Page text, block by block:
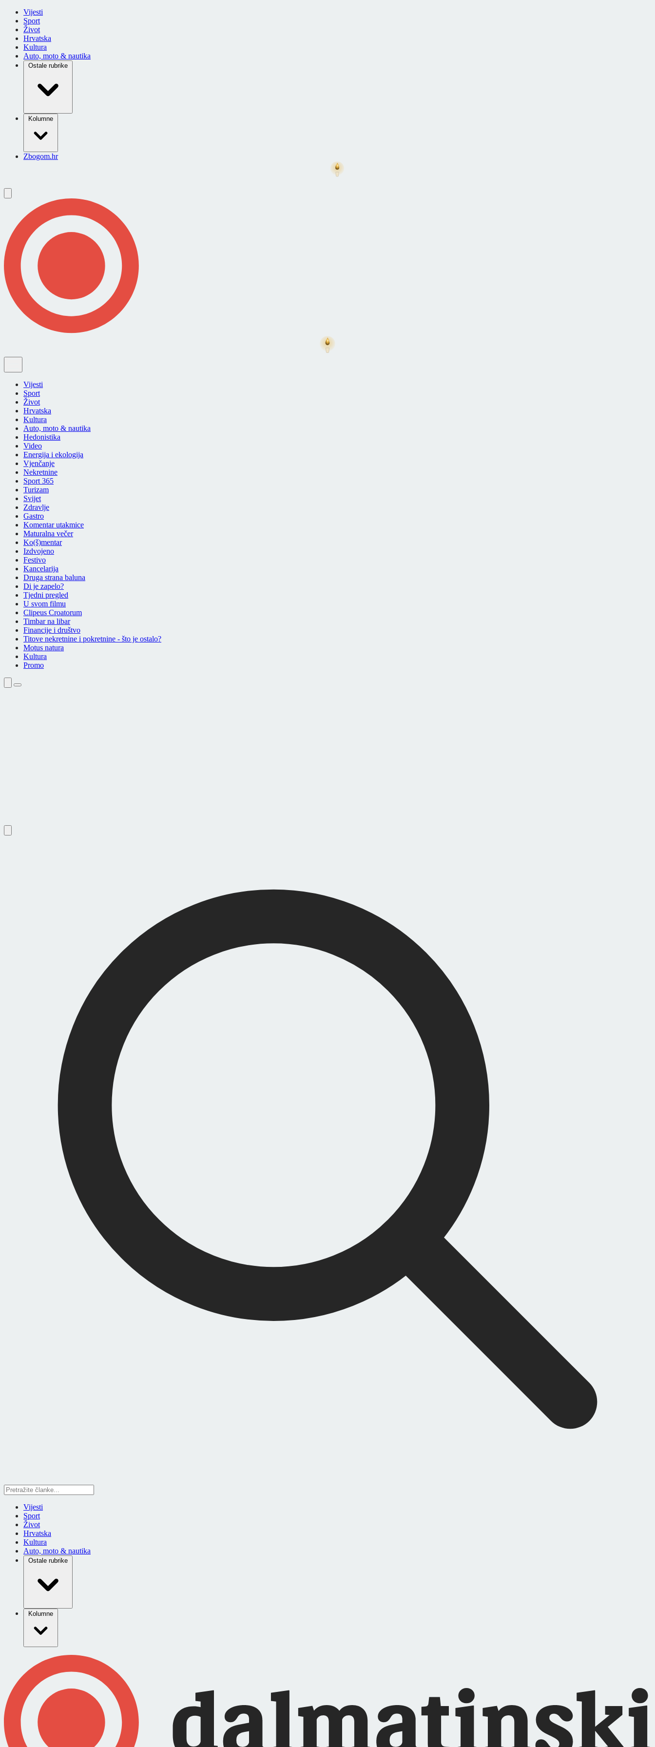
Vijesti
Sport
Život
Hrvatska
Kultura
Auto, moto & nautika
Ostale rubrike
Kolumne
Zbogom.hr
Vijesti
Sport
Život
Hrvatska
Kultura
Auto, moto & nautika
Hedonistika
Video
Energija i ekologija
Vjenčanje
Nekretnine
Sport 365
Turizam
Svijet
Zdravlje
Gastro
Komentar utakmice
Maturalna večer
Ko(š)mentar
Izdvojeno
Festivo
Kancelarija
Druga strana baluna
Di je zapelo?
Tjedni pregled
U svom filmu
Clipeus Croatorum
Timbar na libar
Financije i društvo
Titove nekretnine i pokretnine - što je ostalo?
Motus natura
Kultura
Promo
Vijesti
Sport
Život
Hrvatska
Kultura
Auto, moto & nautika
Ostale rubrike
Kolumne